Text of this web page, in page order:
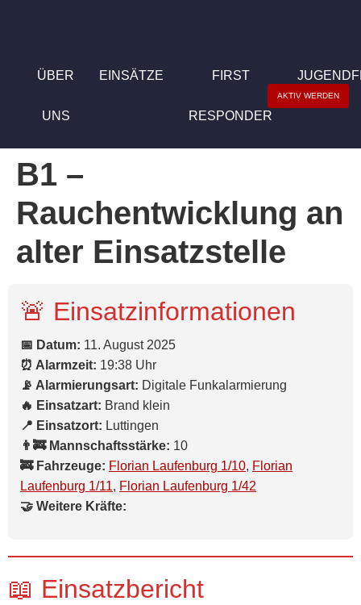
ÜBER
UNS
EINSÄTZE FIRST
RESPONDER
AKTIV WERDEN
B1 –
Rauchentwicklung an
alter Einsatzstelle
🚨 Einsatzinformationen
📅 Datum: 11. August 2025
⏰ Alarmzeit: 19:38 Uhr
📡 Alarmierungsart: Digitale Funkalarmierung
🔥 Einsatzart: Brand klein
📍 Einsatzort: Luttingen
👨‍🚒 Mannschaftsstärke: 10
🚒 Fahrzeuge: Florian Laufenburg 1/10, Florian
Laufenburg 1/11, Florian Laufenburg 1/42
🤝 Weitere Kräfte:
📖 Einsatzbericht